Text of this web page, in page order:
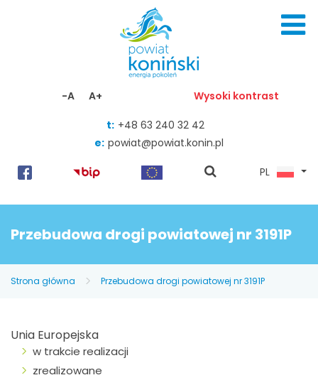
-A A+ Wysoki kontrast
t: +48 63 240 32 42
e: powiat@powiat.konin.pl
pokaż
PL
Przebudowa drogi powiatowej nr 3191P
Strona główna Przebudowa drogi powiatowej nr 3191P
Unia Europejska
w trakcie realizacji
zrealizowane